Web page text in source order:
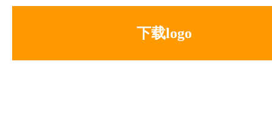
下载logo